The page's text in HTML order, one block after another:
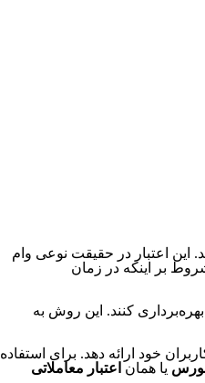
این اعتبار در حقیقت نوعی وام
بر اینکه در زمان
کنند. این روش به
خود ارائه دهد. برای استفاده
یا همان اعتبار معاملاتی